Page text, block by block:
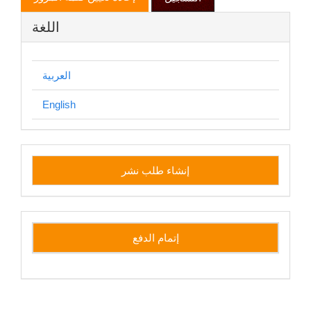
اللغة
العربية
English
إنشاء
طلب
نشر
إنشاء طلب نشر
side
إتمام الدفع